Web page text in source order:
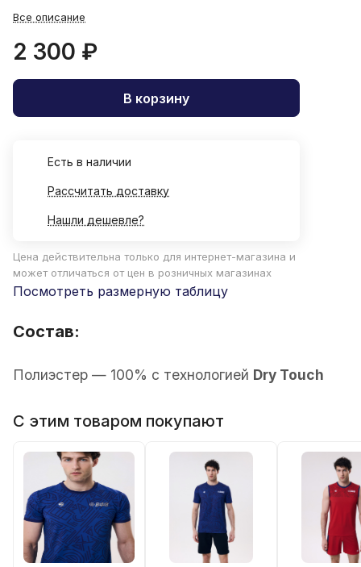
Все описание
2 300 ₽
В корзину
Есть в наличии
Рассчитать доставку
Нашли дешевле?
Цена действительна только для интернет-магазина и
может отличаться от цен в розничных магазинах
Посмотреть размерную таблицу
Состав:
Полиэстер — 100% с технологией Dry Touch
С этим товаром покупают